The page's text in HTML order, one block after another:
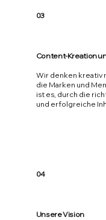
03
Content-Kreation
Wir denken kreativ
die Marken und
ist es, durch die
und erfolgreiche
04
Unsere Vision